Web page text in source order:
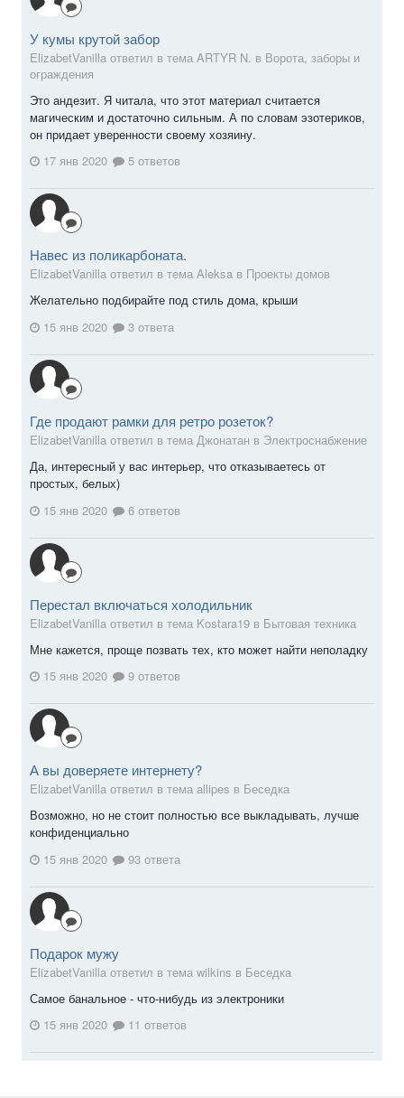
У кумы крутой забор
ElizabetVanilla ответил в тема ARTYR N. в Ворота, заборы и
ограждения
Это андезит. Я читала, что этот материал считается
магическим и достаточно сильным. А по словам эзотериков,
он придает уверенности своему хозяину.
17 янв 2020
5 ответов
Навес из поликарбоната.
ElizabetVanilla ответил в тема Aleksa в Проекты домов
Желательно подбирайте под стиль дома, крыши
15 янв 2020
3 ответа
Где продают рамки для ретро розеток?
ElizabetVanilla ответил в тема Джонатан в Электроснабжение
Да, интересный у вас интерьер, что отказываетесь от
простых, белых)
15 янв 2020
6 ответов
Перестал включаться холодильник
ElizabetVanilla ответил в тема Kostara19 в Бытовая техника
Мне кажется, проще позвать тех, кто может найти неполадку
15 янв 2020
9 ответов
А вы доверяете интернету?
ElizabetVanilla ответил в тема allipes в Беседка
Возможно, но не стоит полностью все выкладывать, лучше
конфиденциально
15 янв 2020
93 ответа
Подарок мужу
ElizabetVanilla ответил в тема wilkins в Беседка
Самое банальное - что-нибудь из электроники
15 янв 2020
11 ответов